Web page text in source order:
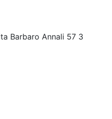
Barbaro Annali 57 3